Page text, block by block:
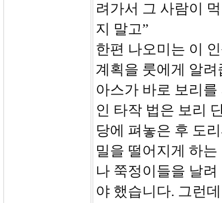
려가서 그 사람이
지 말고”
한편 나오미는 이
계획을 룻에게 알
아스가 바로 보리
인 타작 법은 보리
당에 펴놓은 후 도
밀을 떨어지게 하
나 쭉정이들을 날
야 했습니다. 그런